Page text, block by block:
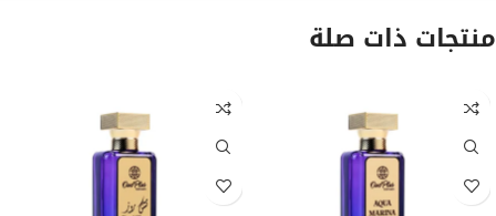
منتجات ذات صلة